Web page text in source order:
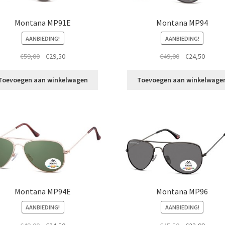
Montana MP91E
AANBIEDING!
€59,00
Oorspronkelijke
was:
€29,50Huidige
is:
aan winkelwagen
Montana MP94
AANBIEDING!
€49,00
Oorspronkelijke
was:
€24,50Huidige
is:
Toevoegen aan
Montana MP94E
AANBIEDING!
Montana MP96
AANBIEDING!